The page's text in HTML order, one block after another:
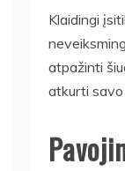
Klaidingi
atpažinti
atkurti